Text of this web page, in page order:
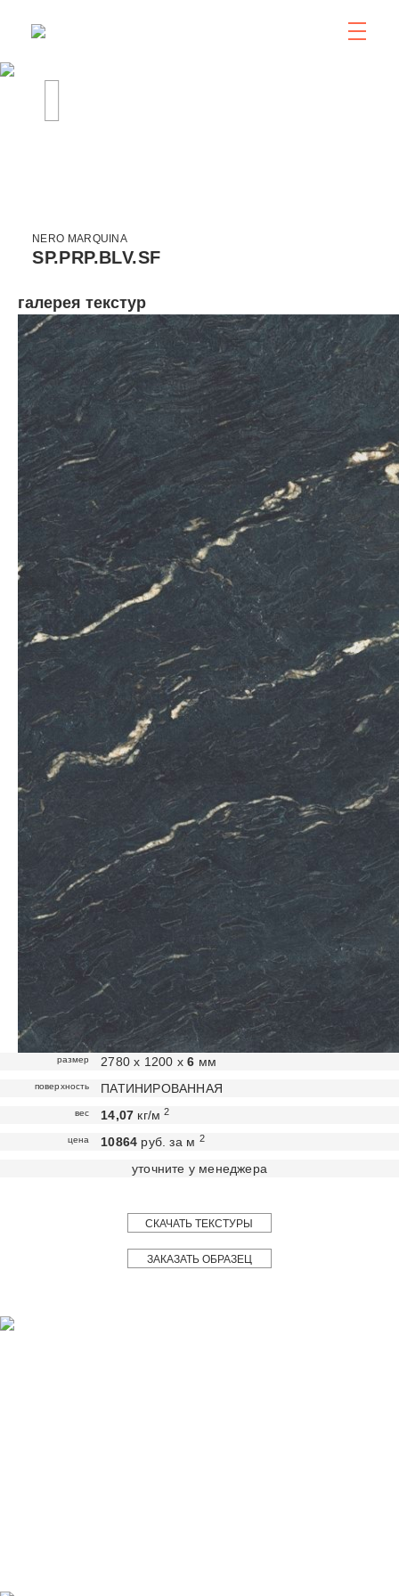
NERO MARQUINA
SP.PRP.BLV.SF
галерея текстур
размер 2780 х 1200 х6 мм
поверхность ПАТИНИРОВАННАЯ
вес 14,07 кг/м2
цена 10864 руб. за м 2
уточните у менеджера
СКАЧАТЬ ТЕКСТУРЫ
ЗАКАЗАТЬ ОБРАЗЕЦ